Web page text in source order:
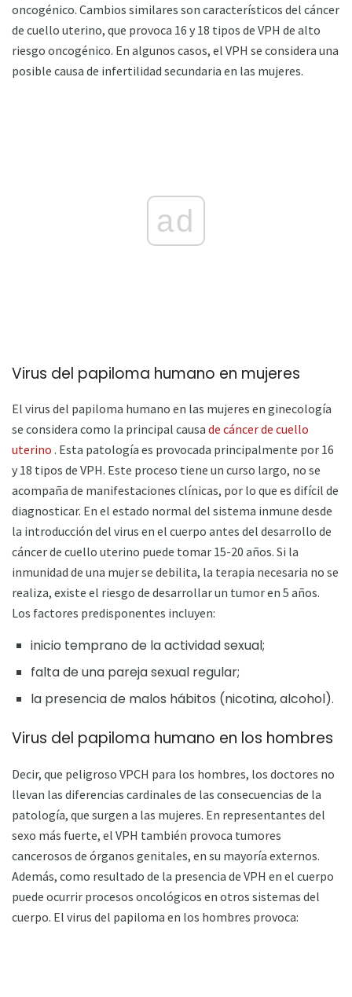
oncogénico. Cambios similares son característicos del cáncer
de cuello uterino, que provoca 16 y 18 tipos de VPH de alto
riesgo oncogénico. En algunos casos, el VPH se considera una
posible causa de infertilidad secundaria en las mujeres.
ad
Virus del papiloma humano en mujeres
El virus del papiloma humano en las mujeres en ginecología
se considera como la principal causa de cáncer de cuello
uterino . Esta patología es provocada principalmente por 16
y 18 tipos de VPH. Este proceso tiene un curso largo, no se
acompaña de manifestaciones clínicas, por lo que es difícil de
diagnosticar. En el estado normal del sistema inmune desde
la introducción del virus en el cuerpo antes del desarrollo de
cáncer de cuello uterino puede tomar 15-20 años. Si la
inmunidad de una mujer se debilita, la terapia necesaria no se
realiza, existe el riesgo de desarrollar un tumor en 5 años.
Los factores predisponentes incluyen:
inicio temprano de la actividad sexual;
falta de una pareja sexual regular;
la presencia de malos hábitos (nicotina, alcohol).
Virus del papiloma humano en los hombres
Decir, que peligroso VPCH para los hombres, los doctores no
llevan las diferencias cardinales de las consecuencias de la
patología, que surgen a las mujeres. En representantes del
sexo más fuerte, el VPH también provoca tumores
cancerosos de órganos genitales, en su mayoría externos.
Además, como resultado de la presencia de VPH en el cuerpo
puede ocurrir procesos oncológicos en otros sistemas del
cuerpo. El virus del papiloma en los hombres provoca: